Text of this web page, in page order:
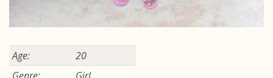
Age:
20